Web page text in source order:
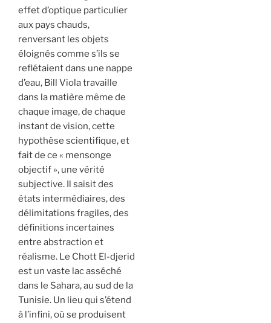
effet d’optique particulier
aux pays chauds,
renversant les objets
éloignés comme s’ils se
reflétaient dans une nappe
d’eau, Bill Viola travaille
dans la matière même de
chaque image, de chaque
instant de vision, cette
hypothèse scientifique, et
fait de ce « mensonge
objectif », une vérité
subjective. Il saisit des
états intermédiaires, des
délimitations fragiles, des
définitions incertaines
entre abstraction et
réalisme. Le Chott El-djerid
est un vaste lac asséché
dans le Sahara, au sud de la
Tunisie. Un lieu qui s’étend
à l’infini, où se produisent